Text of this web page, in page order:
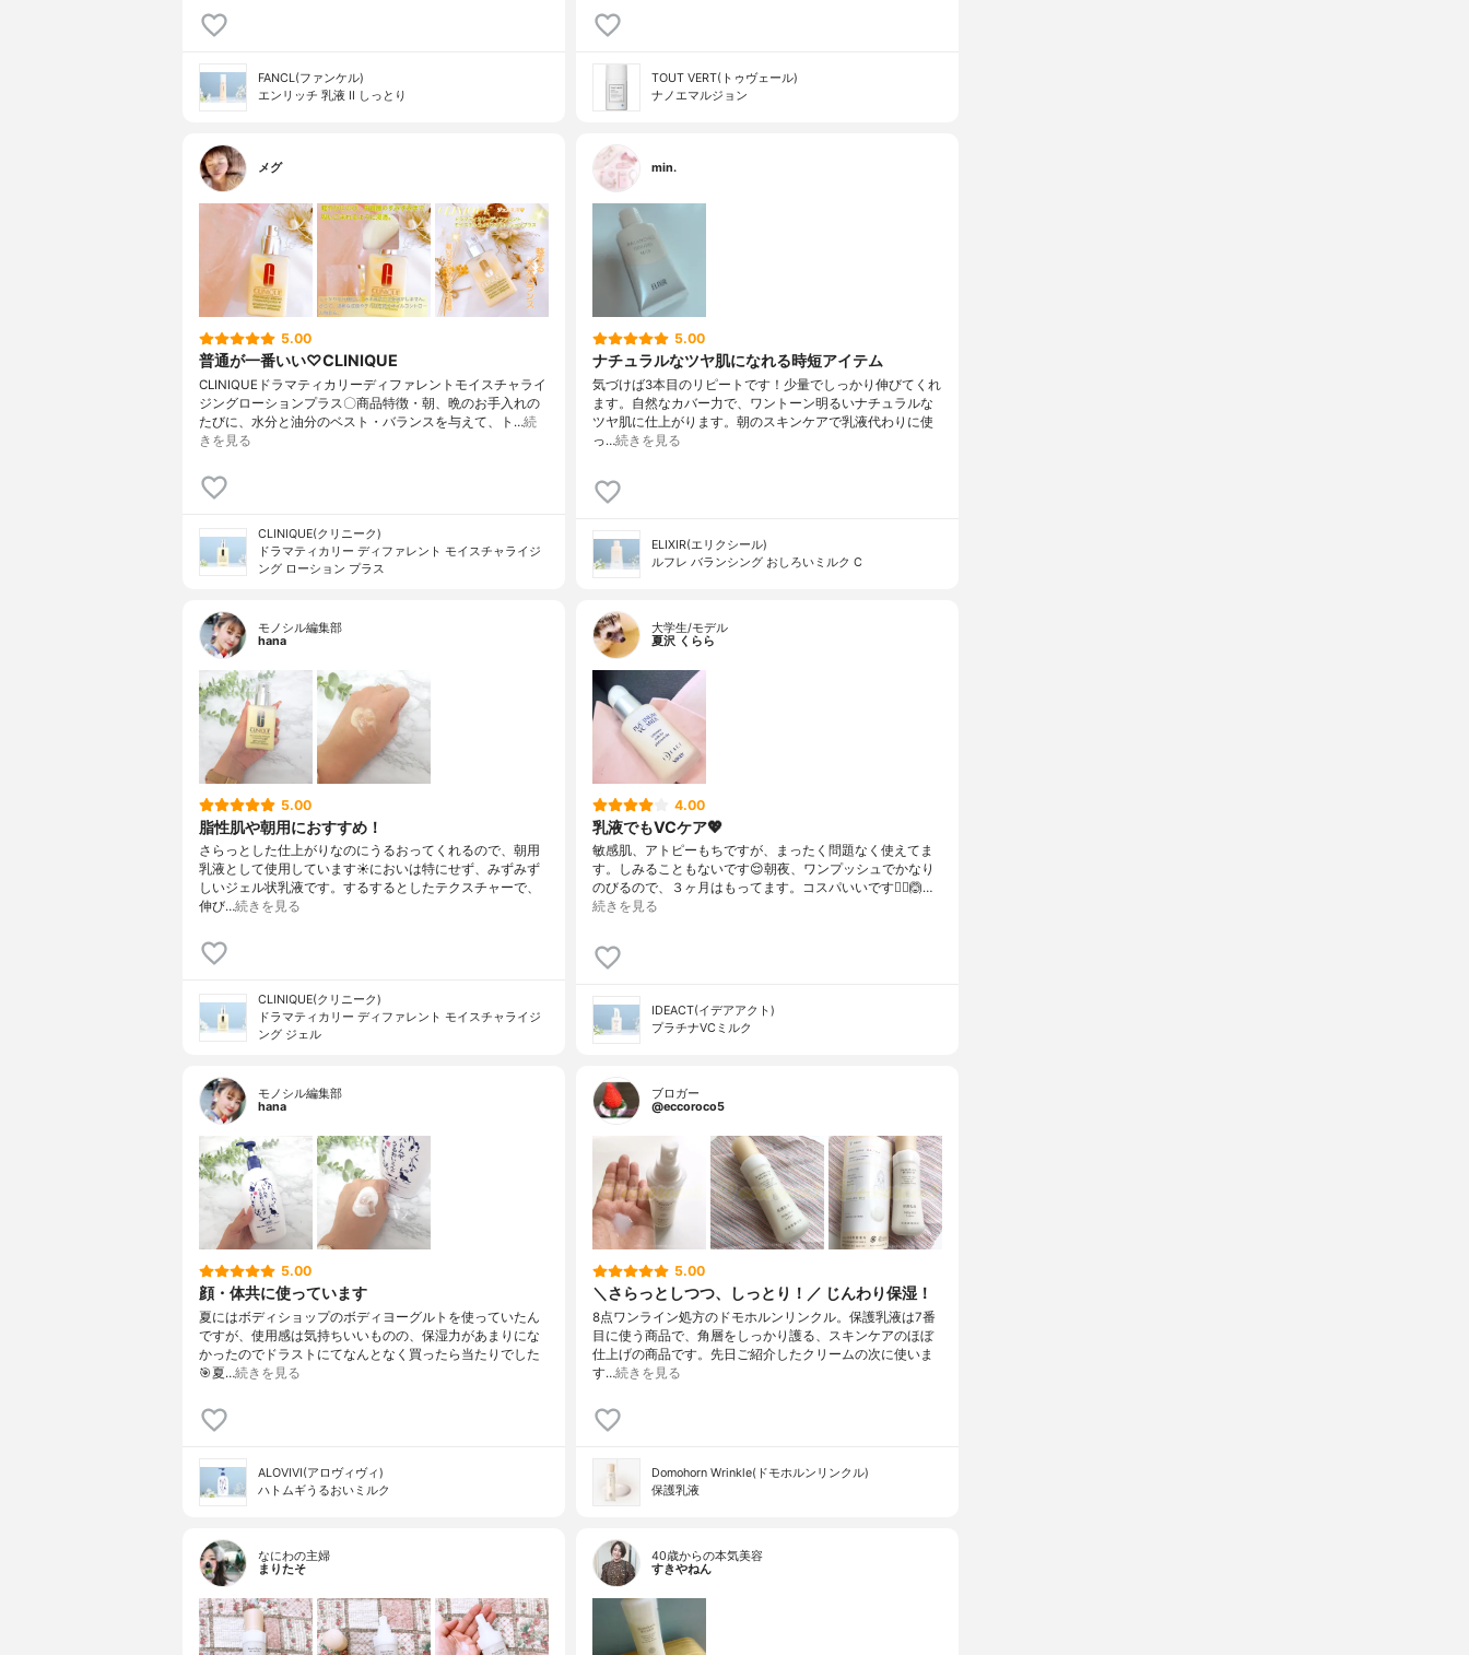
FANCL(ファンケル)
エンリッチ 乳液 II しっとり
TOUT VERT(トゥヴェール)
ナノエマルジョン
メグ
5.00
普通が一番いい♡CLINIQUE
CLINIQUEドラマティカリーディファレントモイスチャライ
ジングローションプラス〇商品特徴・朝、晩のお手入れの
たびに、水分と油分のベスト・バランスを与えて、ト…続
きを見る
CLINIQUE(クリニーク)
ドラマティカリー ディファレント モイスチャライジ
ング ローション プラス
min.
5.00
ナチュラルなツヤ肌になれる時短アイテム
気づけば3本目のリピートです！少量でしっかり伸びてくれ
ます。自然なカバー力で、ワントーン明るいナチュラルな
ツヤ肌に仕上がります。朝のスキンケアで乳液代わりに使
っ…続きを見る
ELIXIR(エリクシール)
ルフレ バランシング おしろいミルク C
モノシル編集部
hana
5.00
脂性肌や朝用におすすめ！
さらっとした仕上がりなのにうるおってくれるので、朝用
乳液として使用しています☀においは特にせず、みずみず
しいジェル状乳液です。するするとしたテクスチャーで、
伸び…続きを見る
CLINIQUE(クリニーク)
ドラマティカリー ディファレント モイスチャライジ
ング ジェル
大学生/モデル
夏沢 くらら
4.00
乳液でもVCケア💖
敏感肌、アトピーもちですが、まったく問題なく使えてま
す。しみることもないです😌朝夜、ワンプッシュでかなり
のびるので、３ヶ月はもってます。コスパいいです🙆‍♀️🙆…
続きを見る
IDEACT(イデアアクト)
プラチナVCミルク
モノシル編集部
hana
5.00
顔・体共に使っています
夏にはボディショップのボディヨーグルトを使っていたん
ですが、使用感は気持ちいいものの、保湿力があまりにな
かったのでドラストにてなんとなく買ったら当たりでした
🎯夏…続きを見る
ALOVIVI(アロヴィヴィ)
ハトムギうるおいミルク
ブロガー
@eccoroco5
5.00
＼さらっとしつつ、しっとり！／ じんわり保湿！
8点ワンライン処方のドモホルンリンクル。保護乳液は7番
目に使う商品で、角層をしっかり護る、スキンケアのほぼ
仕上げの商品です。先日ご紹介したクリームの次に使いま
す…続きを見る
Domohorn Wrinkle(ドモホルンリンクル)
保護乳液
なにわの主婦
まりたそ
40歳からの本気美容
すきやねん